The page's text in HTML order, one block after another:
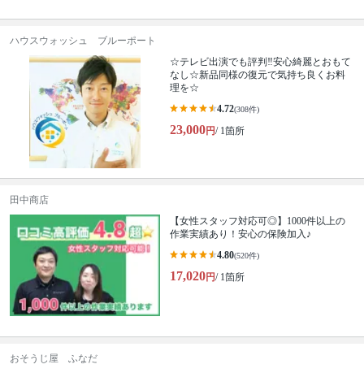
ハウスウォッシュ ブルーポート
☆テレビ出演でも評判‼安心綺麗とおもて
なし☆新品同様の復元で気持ち良くお料
理を☆
4.72(308件)
23,000円/ 1箇所
田中商店
【女性スタッフ対応可◎】1000件以上の
作業実績あり！安心の保険加入♪
4.80(520件)
17,020円/ 1箇所
おそうじ屋 ふなだ